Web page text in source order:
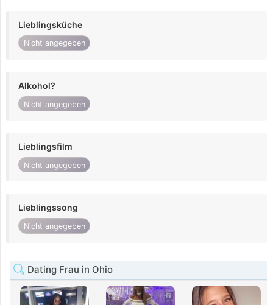
Lieblingsküche
Nicht angegeben
Alkohol?
Nicht angegeben
Lieblingsfilm
Nicht angegeben
Lieblingssong
Nicht angegeben
Dating Frau in Ohio